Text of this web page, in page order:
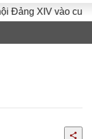
XIV vào cuộc sống